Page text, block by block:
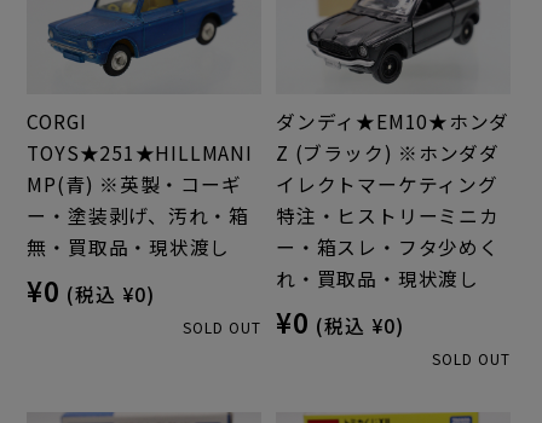
CORGI
TOYS★251★HILLMANI
MP(青) ※英製・コーギ
ー・塗装剥げ、汚れ・箱
無・買取品・現状渡し
¥0 (税込 ¥0)
SOLD OUT
ダンディ★EM10★ホンダ
Z (ブラック) ※ホンダダ
イレクトマーケティング
特注・ヒストリーミニカ
ー・箱スレ・フタ少めく
れ・買取品・現状渡し
¥0 (税込 ¥0)
SOLD OUT